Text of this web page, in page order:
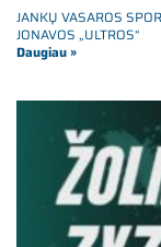
JANKŲ VASAROS
JONAVOS „ULTROS“
Daugiau »